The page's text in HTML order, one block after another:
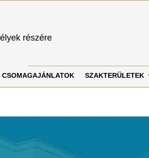
részére
CSOMAGAJÁNLATOK SZAKTERÜLETEK